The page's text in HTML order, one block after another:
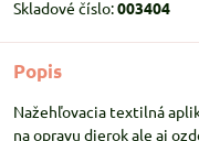
Skladové číslo:003404
Popis
Nažehľovacia textilná
na opravu dierok ale aj